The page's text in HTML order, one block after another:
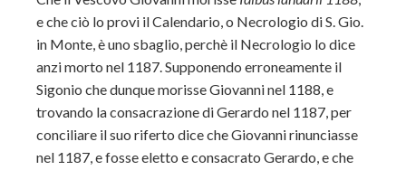
e che ciò lo provi il Calendario, o Necrologio di S. Gio.
in Monte, è uno sbaglio, perchè il Necrologio lo dice
anzi morto nel 1187. Supponendo erroneamente il
Sigonio che dunque morisse Giovanni nel 1188, e
trovando la consacrazione di Gerardo nel 1187, per
conciliare il suo riferto dice che Giovanni rinunciasse
nel 1187, e fosse eletto e consacrato Gerardo, e che